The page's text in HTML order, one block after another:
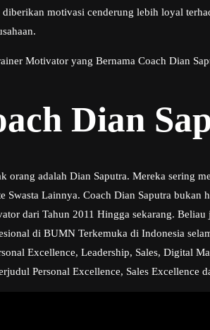
motivasi cenderung lebih loyal
Motivator yang Bernama Coach Dian
Dian
orang adalah Dian Saputra. Mereka sering
Swasta Lainnya. Coach Dian Saputra
dari Tahun 2011 Hingga sekarang.
di BUMN Terkemuka di Indonesia
Excellence, Leadership, Sales, Digital
Personal Excellence, Sales Excellence